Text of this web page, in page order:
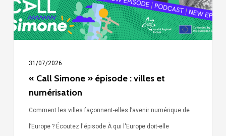
numérisation
31/07/2026
« Call Simone » épisode : villes et
numérisation
Comment les villes façonnent-elles l’avenir numérique de
l’Europe ? Écoutez l'épisode À qui l'Europe doit-elle